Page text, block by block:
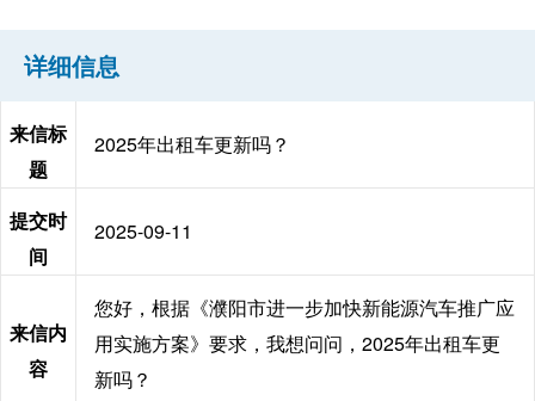
详细信息
来信标
题
2025年出租车更新吗？
提交时
间
2025-09-11
来信内
容
您好，根据《濮阳市进一步加快新能源汽车推广应
用实施方案》要求，我想问问，2025年出租车更
新吗？